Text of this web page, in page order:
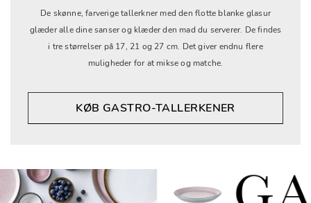
De skønne, farverige tallerkner med den flotte blanke glasur
glæder alle dine sanser og klæder den mad du serverer. De findes
i tre størrelser på 17, 21 og 27 cm. Det giver endnu flere
muligheder for at mikse og matche.
KØB GASTRO-TALLERKENER